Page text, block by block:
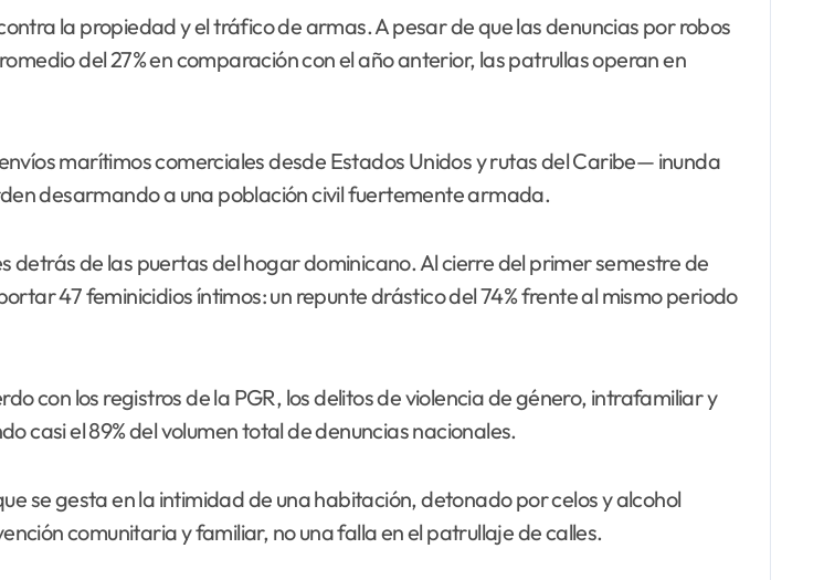
la propiedad y el tráfico de armas. A pesar de que las denuncias por robos
del 27% en comparación con el año anterior, las patrullas operan en
marítimos comerciales desde Estados Unidos y rutas del Caribe— inunda
desarmando a una población civil fuertemente armada.
de las puertas del hogar dominicano. Al cierre del primer semestre de
47 feminicidios íntimos: un repunte drástico del 74% frente al mismo periodo
con los registros de la PGR, los delitos de violencia de género, intrafamiliar y
casi el 89% del volumen total de denuncias nacionales.
se gesta en la intimidad de una habitación, detonado por celos y alcohol
comunitaria y familiar, no una falla en el patrullaje de calles.